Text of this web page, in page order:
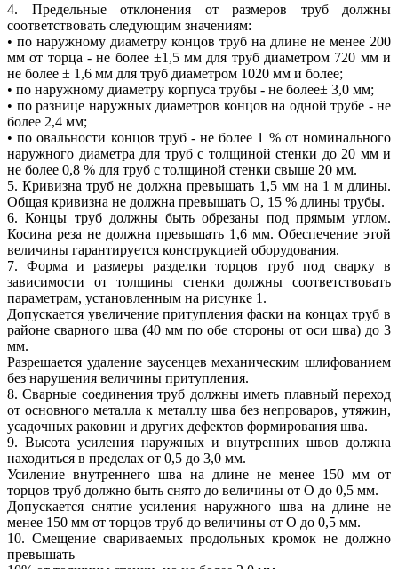
4. Предельные отклонения от размеров труб должны
соответствовать следующим значениям:
• по наружному диаметру концов труб на длине не менее 200
мм от торца - не более ±1,5 мм для труб диаметром 720 мм и
не более ± 1,6 мм для труб диаметром 1020 мм и более;
• по наружному диаметру корпуса трубы - не более± 3,0 мм;
• по разнице наружных диаметров концов на одной трубе - не
более 2,4 мм;
• по овальности концов труб - не более 1 % от номинального
наружного диаметра для труб с толщиной стенки до 20 мм и
не более 0,8 % для труб с толщиной стенки свыше 20 мм.
5. Кривизна труб не должна превышать 1,5 мм на 1 м длины.
Общая кривизна не должна превышать О, 15 % длины трубы.
6. Концы труб должны быть обрезаны под прямым углом.
Косина реза не должна превышать 1,6 мм. Обеспечение этой
величины гарантируется конструкцией оборудования.
7. Форма и размеры разделки торцов труб под сварку в
зависимости от толщины стенки должны соответствовать
параметрам, установленным на рисунке 1.
Допускается увеличение притупления фаски на концах труб в
районе сварного шва (40 мм по обе стороны от оси шва) до 3
мм.
Разрешается удаление заусенцев механическим шлифованием
без нарушения величины притупления.
8. Сварные соединения труб должны иметь плавный переход
от основного металла к металлу шва без непроваров, утяжин,
усадочных раковин и других дефектов формирования шва.
9. Высота усиления наружных и внутренних швов должна
находиться в пределах от 0,5 до 3,0 мм.
Усиление внутреннего шва на длине не менее 150 мм от
торцов труб должно быть снято до величины от О до 0,5 мм.
Допускается снятие усиления наружного шва на длине не
менее 150 мм от торцов труб до величины от О до 0,5 мм.
10. Смещение свариваемых продольных кромок не должно
превышать